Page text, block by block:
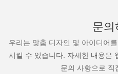
문의
우리는 맞춤 디자인 및 아이디어
시킬 수 있습니다. 자세한 내용은
문의 사항으로 직